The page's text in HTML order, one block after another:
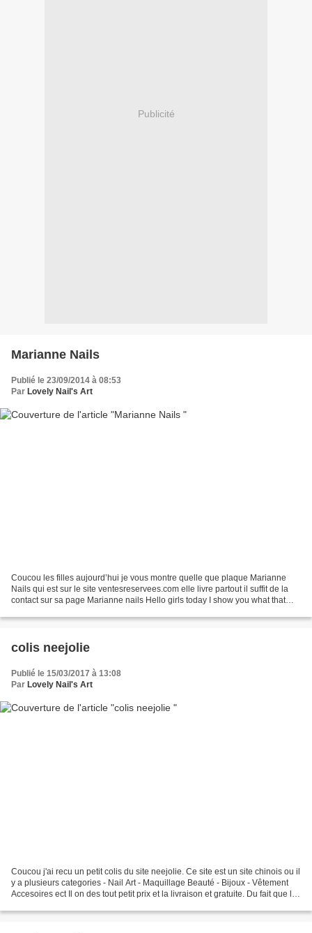
Publicité
Marianne Nails
Publié le 23/09/2014 à 08:53
Par Lovely Nail's Art
Coucou les filles aujourd’hui je vous montre quelle que plaque Marianne
Nails qui est sur le site ventesreservees.com elle livre partout il suffit de la
contact sur sa page Marianne nails Hello girls today I show you what that
colis neejolie
Publié le 15/03/2017 à 13:08
Par Lovely Nail's Art
Coucou j'ai recu un petit colis du site neejolie. Ce site est un site chinois ou il
y a plusieurs categories - Nail Art - Maquillage Beauté - Bijoux - Vêtement
Accesoires ect Il on des tout petit prix et la livraison et gratuite. Du fait que la